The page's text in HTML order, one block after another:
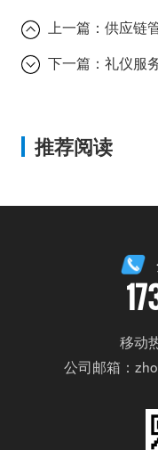
上一篇：供应链
下一篇：礼仪服
推荐阅读
移动
公司邮箱：